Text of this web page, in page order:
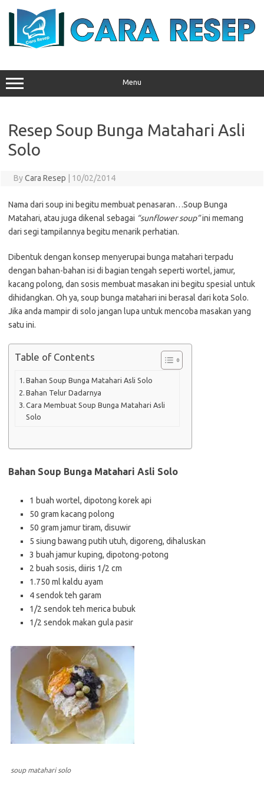
Menu
Resep Soup Bunga Matahari Asli
Solo
ByCara Resep 10/02/2014
Nama dari soup ini begitu membuat penasaran…Soup Bunga
Matahari, atau juga dikenal sebagai “sunflower soup”ini memang
dari segi tampilannya begitu menarik perhatian.
Dibentuk dengan konsep menyerupai bunga matahari terpadu
dengan bahan-bahan isi di bagian tengah seperti wortel, jamur,
kacang polong, dan sosis membuat masakan ini begitu spesial untuk
dihidangkan. Oh ya, soup bunga matahari ini berasal dari kota Solo.
Jika anda mampir di solo jangan lupa untuk mencoba masakan yang
satu ini.
Table of Contents
Bahan Soup Bunga Matahari Asli Solo
Bahan Telur Dadarnya
Cara Membuat Soup Bunga Matahari Asli
Solo
Bahan Soup Bunga Matahari Asli Solo
1 buah wortel, dipotong korek api
50 gram kacang polong
50 gram jamur tiram, disuwir
5 siung bawang putih utuh, digoreng, dihaluskan
3 buah jamur kuping, dipotong-potong
2 buah sosis, diiris 1/2 cm
1.750 ml kaldu ayam
4 sendok teh garam
1/2 sendok teh merica bubuk
1/2 sendok makan gula pasir
soup matahari solo